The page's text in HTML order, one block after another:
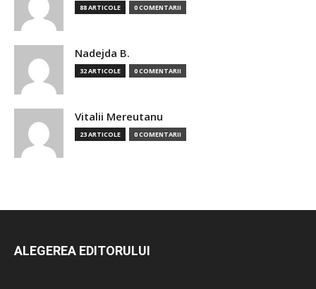
88 ARTICOLE 0 COMENTARII
Nadejda B.
32 ARTICOLE 0 COMENTARII
Vitalii Mereutanu
23 ARTICOLE 0 COMENTARII
ALEGEREA EDITORULUI